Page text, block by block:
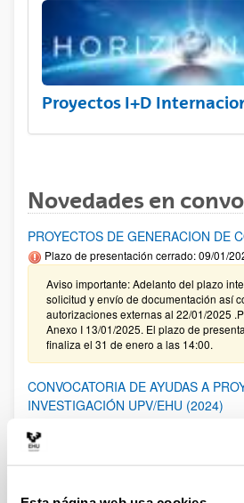
Proyectos I+D
Novedades en
PROYECTOS DE GENERACION DE
Plazo de presentación cerrado: 09/01/
Aviso importante: Adelanto del plazo
solicitud y envío de documentación así
autorizaciones externas al 22/01/2025
Anexo I 13/01/2025. El plazo de
finaliza el 31 de enero a las 14:00.
CONVOCATORIA DE AYUDAS A
INVESTIGACIÓN UPV/EHU (2024)
denegadas en la modalidad 2.